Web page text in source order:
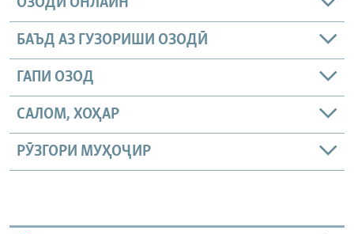
ОЗОДӢ ОНЛАЙН
БАЪД АЗ ГУЗОРИШИ ОЗОДӢ
ГАПИ ОЗОД
САЛОМ, ХОҲАР
РӮЗГОРИ МУҲОҶИР